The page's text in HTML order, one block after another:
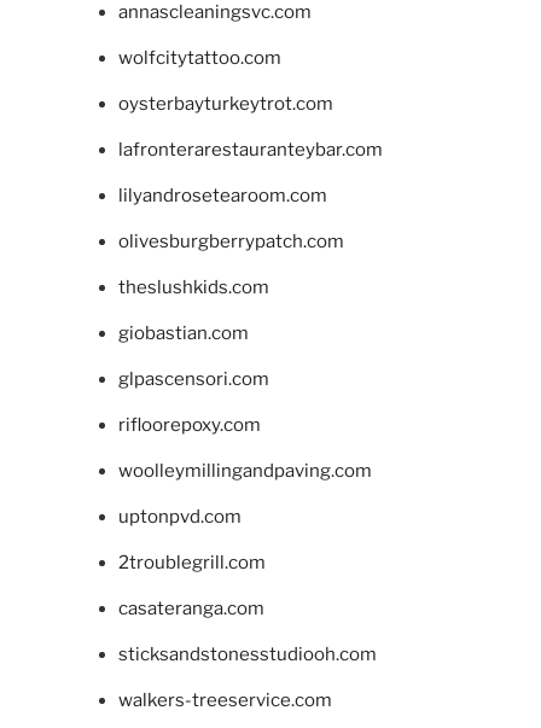
annascleaningsvc.com
wolfcitytattoo.com
oysterbayturkeytrot.com
lafronterarestauranteybar.com
lilyandrosetearoom.com
olivesburgberrypatch.com
theslushkids.com
giobastian.com
glpascensori.com
rifloorepoxy.com
woolleymillingandpaving.com
uptonpvd.com
2troublegrill.com
casateranga.com
sticksandstonesstudiooh.com
walkers-treeservice.com